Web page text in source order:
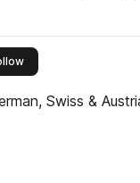
this publisher
Swiss &